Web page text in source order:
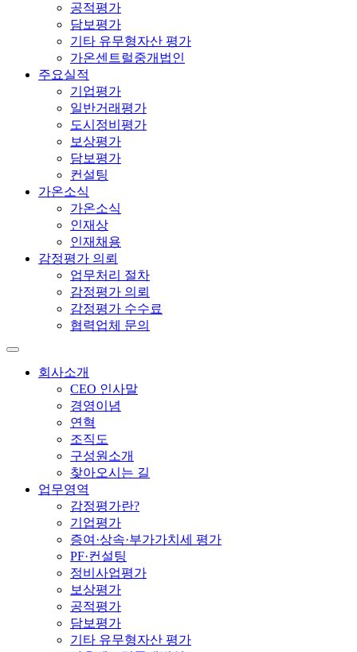
공적평가
담보평가
기타 유무형자산 평가
가온센트럴중개법인
주요실적
기업평가
일반거래평가
도시정비평가
보상평가
담보평가
컨설팅
가온소식
가온소식
인재상
인재채용
감정평가 의뢰
업무처리 절차
감정평가 의뢰
감정평가 수수료
협력업체 문의
회사소개
CEO 인사말
경영이념
연혁
조직도
구성원소개
찾아오시는 길
업무영역
감정평가란?
기업평가
증여·상속·부가가치세 평가
PF·컨설팅
정비사업평가
보상평가
공적평가
담보평가
기타 유무형자산 평가